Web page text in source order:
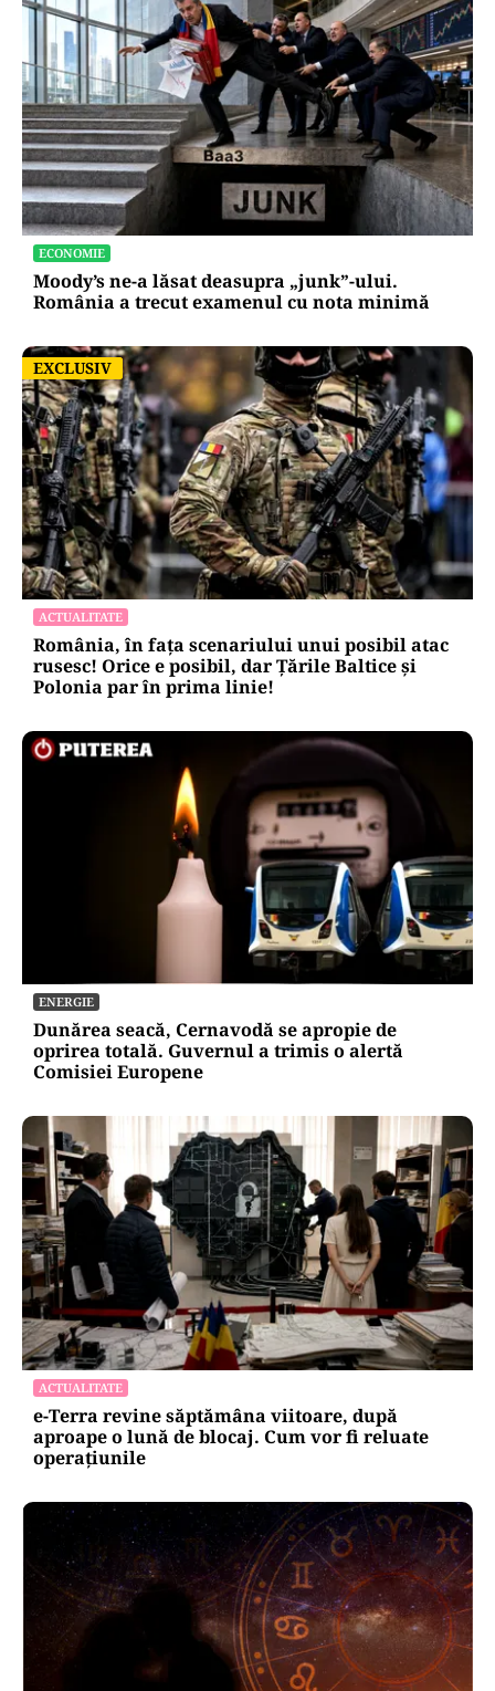
ECONOMIE
Moody’s ne-a lăsat deasupra „junk”-ului.
România a trecut examenul cu nota minimă
EXCLUSIV
EXCLUSIV
ACTUALITATE
România, în fața scenariului unui posibil atac
rusesc! Orice e posibil, dar Țările Baltice și
Polonia par în prima linie!
ENERGIE
Dunărea seacă, Cernavodă se apropie de
oprirea totală. Guvernul a trimis o alertă
Comisiei Europene
ACTUALITATE
e-Terra revine săptămâna viitoare, după
aproape o lună de blocaj. Cum vor fi reluate
operațiunile